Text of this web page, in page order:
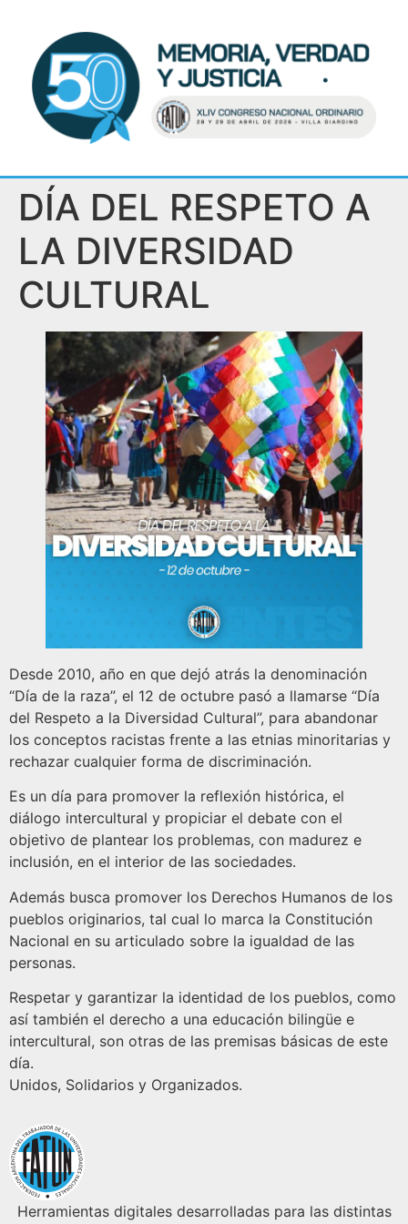
DÍA DEL RESPETO A
LA DIVERSIDAD
CULTURAL
Desde 2010, año en que dejó atrás la denominación
“Día de la raza”, el 12 de octubre pasó a llamarse “Día
del Respeto a la Diversidad Cultural”, para abandonar
los conceptos racistas frente a las etnias minoritarias y
rechazar cualquier forma de discriminación.
Es un día para promover la reflexión histórica, el
diálogo intercultural y propiciar el debate con el
objetivo de plantear los problemas, con madurez e
inclusión, en el interior de las sociedades.
Además busca promover los Derechos Humanos de los
pueblos originarios, tal cual lo marca la Constitución
Nacional en su articulado sobre la igualdad de las
personas.
Respetar y garantizar la identidad de los pueblos, como
así también el derecho a una educación bilingüe e
intercultural, son otras de las premisas básicas de este
día.
Unidos, Solidarios y Organizados.
Herramientas digitales desarrolladas para las distintas